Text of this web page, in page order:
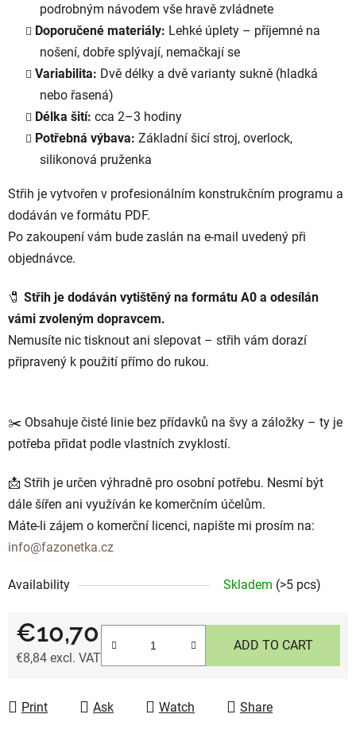
podrobným návodem vše hravě zvládnete
Doporučené materiály: Lehké úplety – příjemné na
nošení, dobře splývají, nemačkají se
Variabilita: Dvě délky a dvě varianty sukně (hladká
nebo řasená)
Délka šití: cca 2–3 hodiny
Potřebná výbava: Základní šicí stroj, overlock,
silikonová pruženka
Střih je vytvořen v profesionálním konstrukčním programu a
dodáván ve formátu PDF.
Po zakoupení vám bude zaslán na e-mail uvedený při
objednávce.
🧷 Střih je dodáván vytištěný na formátu A0 a odesílán
vámi zvoleným dopravcem.
Nemusíte nic tisknout ani slepovat – střih vám dorazí
připravený k použití přímo do rukou.
✂️ Obsahuje čisté linie bez přídavků na švy a záložky – ty je
potřeba přidat podle vlastních zvyklostí.
📩 Střih je určen výhradně pro osobní potřebu. Nesmí být
dále šířen ani využíván ke komerčním účelům.
Máte-li zájem o komerční licenci, napište mi prosím na:
info@fazonetka.cz
Availability Skladem (>5 pcs)
€10,70
€8,84 excl. VAT
ADD TO CART
Print Ask Watch Share